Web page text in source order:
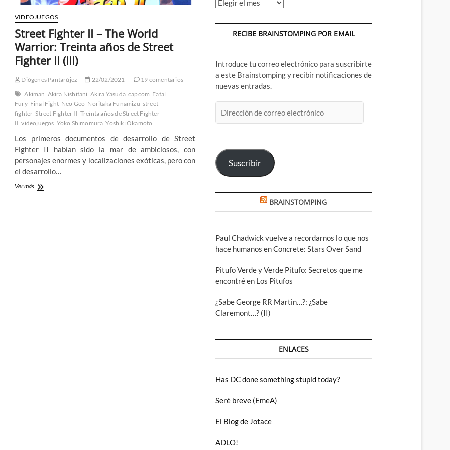
VIDEOJUEGOS
Street Fighter II – The World
Warrior: Treinta años de Street
Fighter II (III)
Diógenes Pantarújez 22/02/2021
19 comentarios
Akiman Akira Nishitani Akira Yasuda capcom Fatal
Fury Final Fight Neo Geo Noritaka Funamizu street
fighter Street Fighter II Treinta años de Street Fighter
II videojuegos Yoko Shimomura Yoshiki Okamoto
Los primeros documentos de desarrollo de Street
Fighter II habían sido la mar de ambiciosos, con
personajes enormes y localizaciones exóticas, pero con
el desarrollo…
Ver másStreet
Archivos
RECIBE BRAINSTOMPING POR EMAIL
Introduce tu correo electrónico para suscribirte
a este Brainstomping y recibir notificaciones de
nuevas entradas.
de
Suscribir
BRAINSTOMPING
Paul Chadwick vuelve a recordarnos lo que nos
hace humanos en Concrete: Stars Over Sand
Pitufo Verde y Verde Pitufo: Secretos que me
encontré en Los Pitufos
¿Sabe George RR Martin…?: ¿Sabe
Claremont…? (II)
ENLACES
Has DC done something stupid today?
Seré breve (EmeA)
El Blog de Jotace
ADLO!